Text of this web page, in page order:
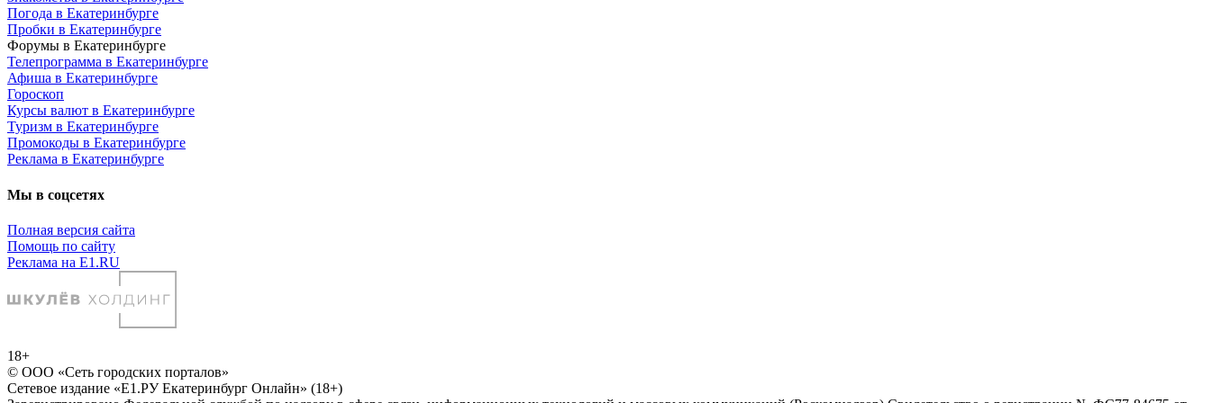
Погода в Екатеринбурге
Пробки в Екатеринбурге
Форумы в Екатеринбурге
Телепрограмма в Екатеринбурге
Афиша в Екатеринбурге
Гороскоп
Курсы валют в Екатеринбурге
Туризм в Екатеринбурге
Промокоды в Екатеринбурге
Реклама в Екатеринбурге
Мы в соцсетях
Полная версия сайта
Помощь по сайту
Реклама на E1.RU
18+
© ООО «Сеть городских порталов»
Сетевое издание «Е1.РУ Екатеринбург Онлайн» (18+)